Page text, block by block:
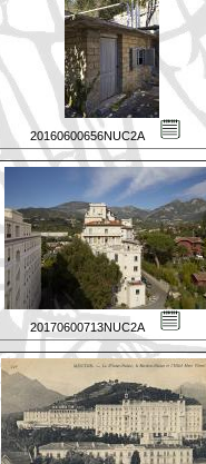
20160600656NUC2A
20170600713NUC2A